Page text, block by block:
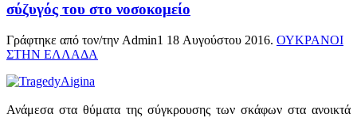
σύζυγός του στο νοσοκομείο
Γράφτηκε από τον/την Admin1 18 Αυγούστου 2016. ΟΥΚΡΑΝΟΙ
ΣΤΗΝ ΕΛΛΑΔΑ
Ανάμεσα στα θύματα της σύγκρουσης των σκάφων στα ανοικτά